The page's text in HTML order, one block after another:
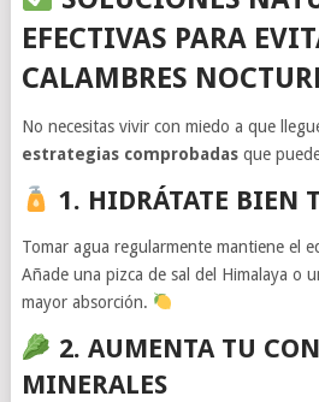
EFECTIVAS PARA
CALAMBRES
No necesitas vivir con miedo a que
estrategias comprobadasque
1. HIDRÁTATE BIEN
Tomar agua regularmente mantiene el
Añade una pizca de sal del Himalaya o
mayor absorción.
2. AUMENTA TU
MINERALES